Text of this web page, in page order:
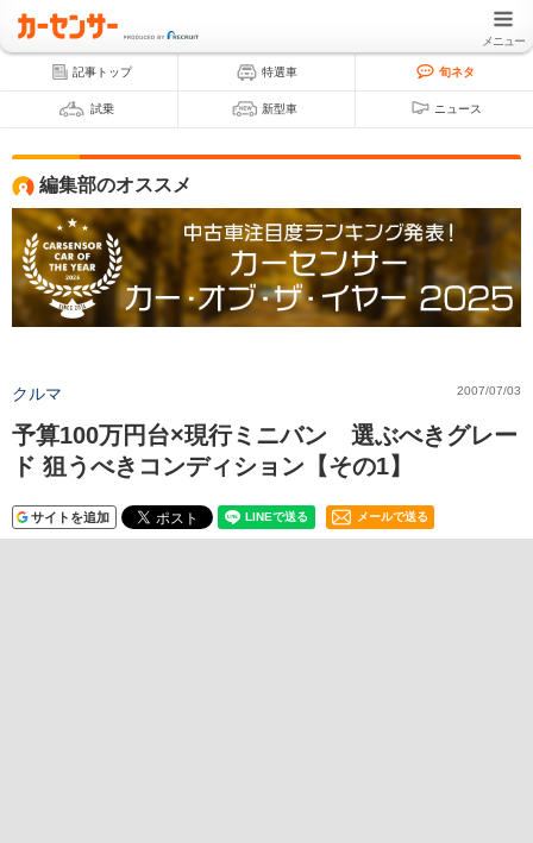
メニュー
記事トップ 特選車 旬ネタ
試乗 新型車 ニュース
編集部のオススメ
クルマ 2007/07/03
予算100万円台×現行ミニバン 選ぶべきグレー
ド 狙うべきコンディション【その1】
サイトを追加 メールで送る